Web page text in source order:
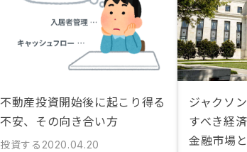
不動産投資開始後に起こり得る
不安、その向き合い方
投資する 2020.04.20
ジャクソ
すべき経
金融市場